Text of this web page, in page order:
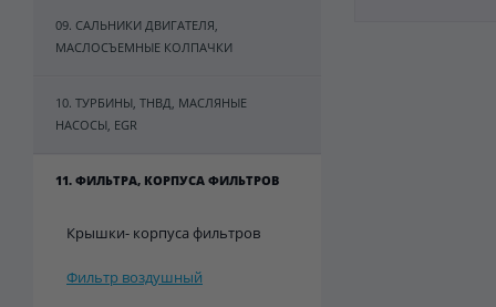
09. САЛЬНИКИ ДВИГАТЕЛЯ,
МАСЛОСЪЕМНЫЕ КОЛПАЧКИ
10. ТУРБИНЫ, ТНВД, МАСЛЯНЫЕ
НАСОСЫ, EGR
11. ФИЛЬТРА, КОРПУСА ФИЛЬТРОВ
Крышки- корпуса фильтров
Фильтр воздушный